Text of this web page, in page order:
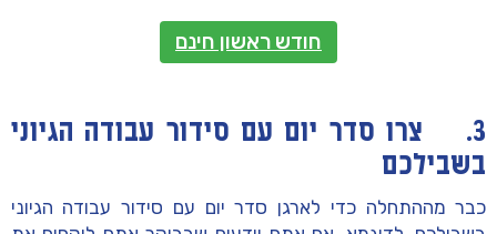
חודש ראשון חינם
3. צרו סדר יום עם סידור עבודה הגיוני
בשבילכם
כבר מההתחלה כדי לארגן סדר יום עם סידור עבודה הגיוני